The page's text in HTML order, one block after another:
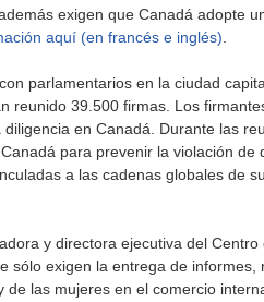
exigen que Canadá adopte
aquí (en francés e inglés).
parlamentarios en la ciudad
reunido 39.500 firmas. Los
en Canadá. Durante las
para prevenir la violación de
a las cadenas globales de
y directora ejecutiva del
sólo exigen la entrega de
de las mujeres en el comercio